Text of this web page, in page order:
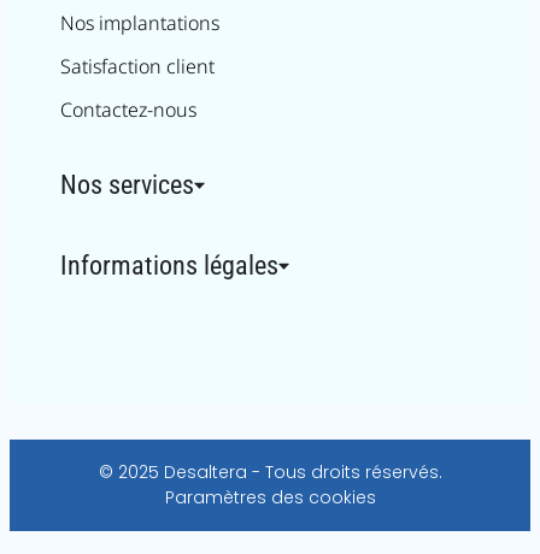
Nos implantations
Satisfaction client
Contactez-nous
Nos services
Informations légales
© 2025 Desaltera - Tous droits réservés.
Paramètres des cookies